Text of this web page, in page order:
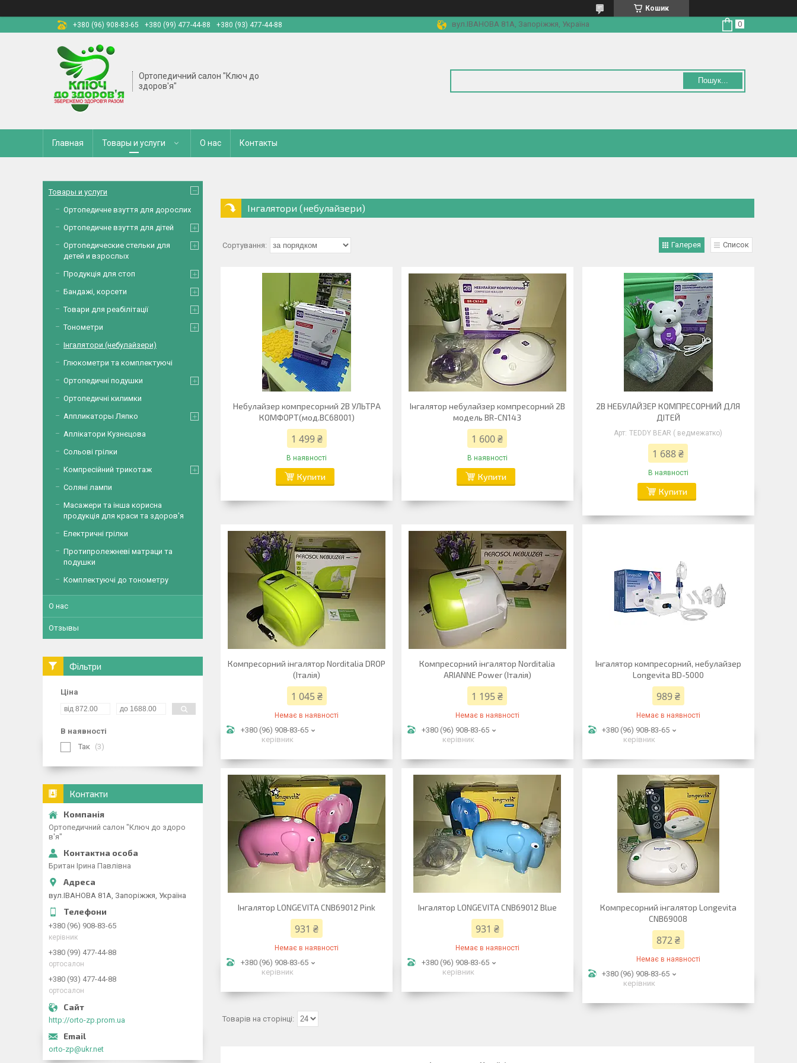
Кошик
+380 (96) 908-83-65
+380 (99) 477-44-88 +380 (93) 477-44-88 вул.ІВАНОВА 81А, Запоріжжя, Україна
Ортопедичний салон "Ключ до
здоров'я"
Пошук...
Главная Товары и услуги О нас Контакты
Інгалятори (небулайзери)
Галерея Список
Небулайзер компресорний 2В УЛЬТРА
КОМФОРТ(мод.ВС68001)
1 499 ₴
В наявності
Купити
Інгалятор небулайзер компресорний 2B
модель BR-CN143
1 600 ₴
В наявності
Купити
2В НЕБУЛАЙЗЕР КОМПРЕСОРНИЙ ДЛЯ
ДІТЕЙ
TEDDY BEAR ( ведмежатко)
1 688 ₴
В наявності
Купити
Компресорний інгалятор Norditalia DROP
(Італія)
1 045 ₴
Немає в наявності
+380 (96) 908-83-65
керівник
Компресорний інгалятор Norditalia
ARIANNE Power (Італія)
1 195 ₴
Немає в наявності
+380 (96) 908-83-65
керівник
Інгалятор компресорний, небулайзер
Longevita BD-5000
989 ₴
Немає в наявності
+380 (96) 908-83-65
керівник
Інгалятор LONGEVITA CNB69012 Pink
931 ₴
Немає в наявності
+380 (96) 908-83-65
керівник
Інгалятор LONGEVITA CNB69012 Blue
931 ₴
Немає в наявності
+380 (96) 908-83-65
керівник
Компресорний інгалятор Longevita
CNB69008
872 ₴
Немає в наявності
+380 (96) 908-83-65
керівник
Товары и услуги
Ортопедичне взуття для дорослих
Ортопедичне взуття для дітей
Ортопедические стельки для
детей и взрослых
Продукція для стоп
Бандажі, корсети
Товари для реабілітації
Тонометри
Інгалятори (небулайзери)
Глюкометри та комплектуючі
Ортопедичні подушки
Ортопедичні килимки
Аппликаторы Ляпко
Аплікатори Кузнєцова
Сольові грілки
Компресійний трикотаж
Соляні лампи
Масажери та інша корисна
продукція для краси та здоров'я
Електричні грілки
Протипролежневі матраци та
подушки
Комплектуючі до тонометру
О нас
Отзывы
Фільтри
Ціна
В наявності
Так
3
Контакти
Ортопедичний салон "Ключ до здоро
в'я"
Британ Ірина Павлівна
вул.ІВАНОВА 81А, Запоріжжя, Україна
+380 (96) 908-83-65
керівник
+380 (99) 477-44-88
ортосалон
+380 (93) 477-44-88
ортосалон
http://orto-zp.prom.ua
orto-zp@ukr.net